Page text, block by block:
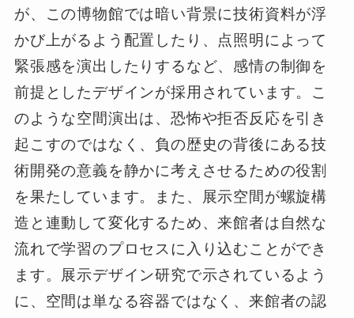
が、この博物館では暗い背景に技術資料が浮
かび上がるよう配置したり、点照明によって
緊張感を演出したりするなど、感情の制御を
前提としたデザインが採用されています。こ
のような空間演出は、恐怖や拒否反応を引き
起こすのではなく、負の歴史の背後にある技
術開発の意義を静かに考えさせるための役割
を果たしています。また、展示空間が螺旋構
造と連動して変化するため、来館者は自然な
流れで学習のプロセスに入り込むことができ
ます。展示デザイン研究で示されているよう
に、空間は単なる容器ではなく、来館者の認